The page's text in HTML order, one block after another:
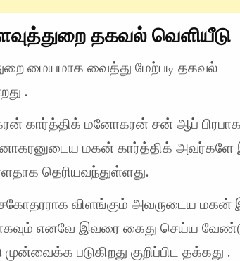
தகவல் வெளியீடு
மையமாக வைத்து மேற்படி தகவல்
.
கார்த்திக் மனோகரன் சன் ஆப்
மகன் கார்த்திக் அவர்களே
தெரியவந்துள்ளது.
சகோதரராக விளங்கும் அவருடைய
எனவே இவரை கைது செய்ய
படுகிறது குறிப்பிட தக்கது .